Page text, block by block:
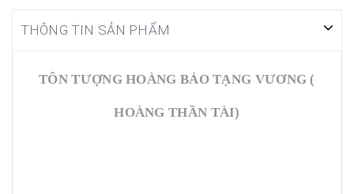
THÔNG TIN SẢN PHẨM
TÔN TƯỢNG HOÀNG BẢO TẠNG VƯƠNG (
HOÀNG THẦN TÀI)